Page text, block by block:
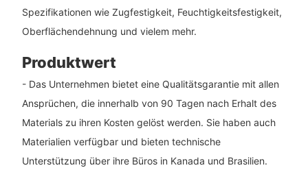
Spezifikationen wie Zugfestigkeit, Feuchtigkeitsfestigkeit,
Oberflächendehnung und vielem mehr.
Produktwert
- Das Unternehmen bietet eine Qualitätsgarantie mit allen
Ansprüchen, die innerhalb von 90 Tagen nach Erhalt des
Materials zu ihren Kosten gelöst werden. Sie haben auch
Materialien verfügbar und bieten technische
Unterstützung über ihre Büros in Kanada und Brasilien.